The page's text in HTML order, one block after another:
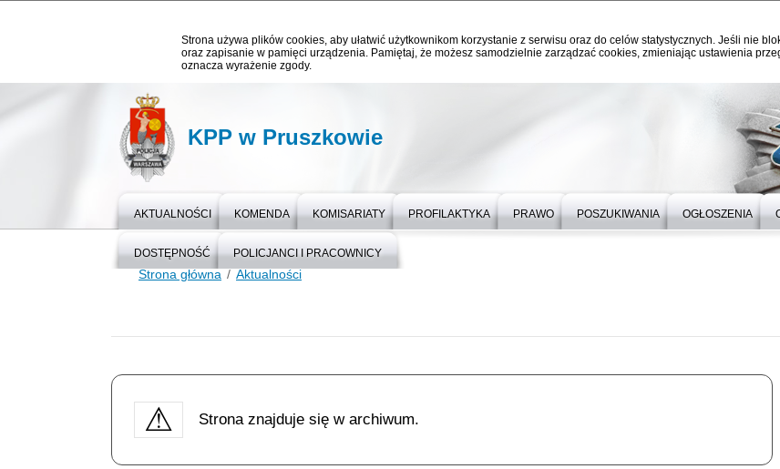
Strona używa plików cookies, aby ułatwić użytkownikom korzystanie z serwisu oraz do celów statystycznych. Jeśli nie
oraz zapisanie w pamięci urządzenia. Pamiętaj, że możesz samodzielnie zarządzać cookies, zmieniając ustawienia
oznacza wyrażenie zgody.
KPP w Pruszkowie
AKTUALNOŚCI KOMENDA KOMISARIATY PROFILAKTYKA PRAWO POSZUKIWANIA OGŁOSZENIA
DOSTĘPNOŚĆ POLICJANCI I PRACOWNICY
Strona główna Aktualności
Strona znajduje się w archiwum.